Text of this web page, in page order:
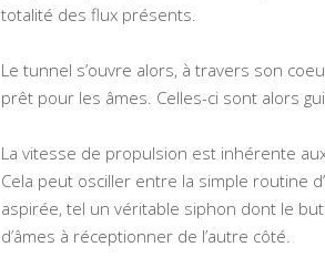
totalité des flux présents.
Le tunnel s’ouvre alors, à travers son
prêt pour les âmes. Celles-ci sont alors
La vitesse de propulsion est inhérente
Cela peut osciller entre la simple routine
aspirée, tel un véritable siphon dont le
d’âmes à réceptionner de l’autre côté.